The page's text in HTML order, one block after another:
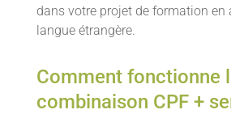
dans votre projet de formation en
langue étrangère.
Comment fonctionne
combinaison CPF +